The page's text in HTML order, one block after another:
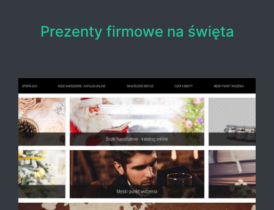
Prezenty firmowe na święta